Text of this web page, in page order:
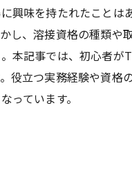
興味を持たれたこと
し、溶接資格の種類や
本記事では、初心者
役立つ実務経験や資格
っています。